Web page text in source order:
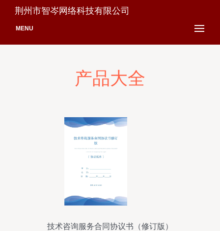
荆州市智岑网络科技有限公司
MENU
产品大全
技术咨询服务合同协议书（修订版）